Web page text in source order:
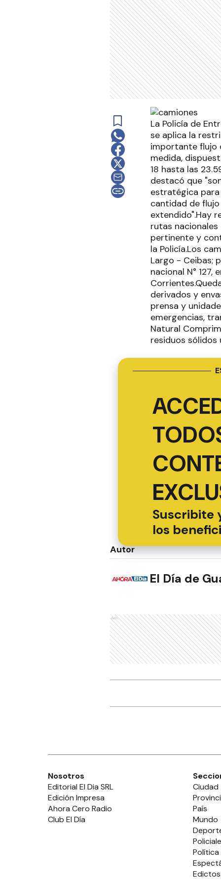
La Policía de
se aplica la
importante flujo
medida,
18 hasta las
destacó que
estratégica
cantidad de
extendido".Hay
rutas nacionales
pertinente y
la Policía.Los
Largo - Ceibas;
nacional N°
derivados y
prensa y
emergencias,
Natural
residuos sólidos
Suscribite
los
Autor
El Día de
Ads
Nosotros
Editorial El Dia SRL
Edición Impresa
Ahora Cero Radio
Club El Día
Ciudad
País
Mundo
Política
Edictos